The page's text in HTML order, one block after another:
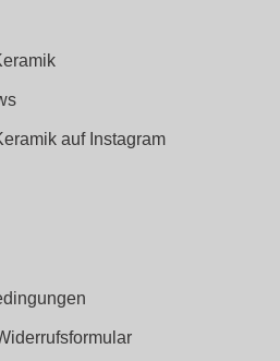
auf Instagram